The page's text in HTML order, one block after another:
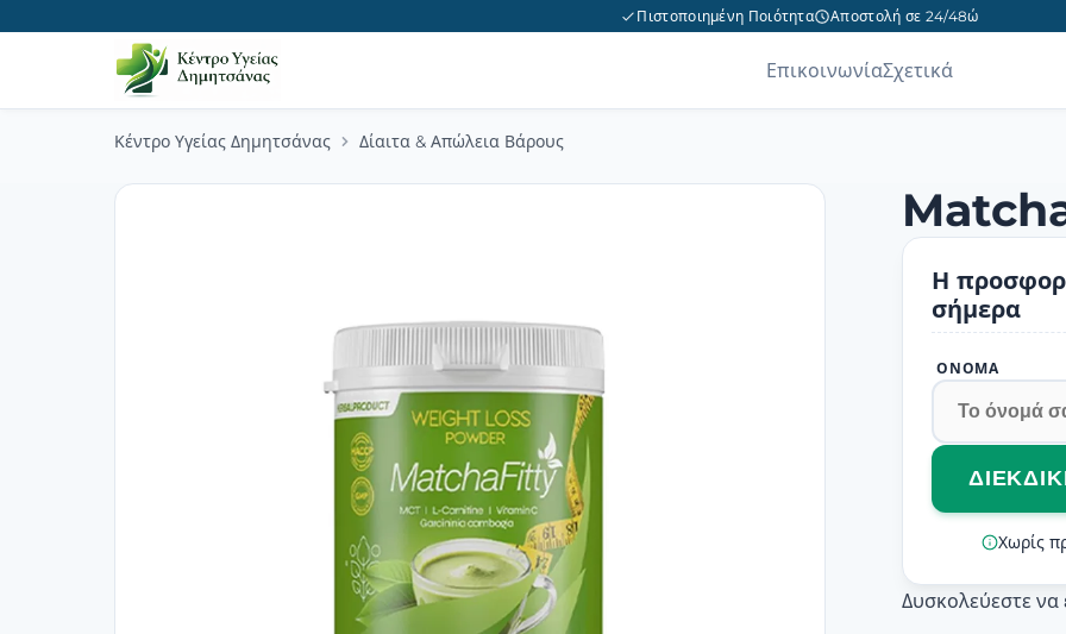
Πιστοποιημένη Ποιότητα Αποστολή σε 24/48ώ
ΕπικοινωνίαΣχετικά
Κέντρο Υγείας Δημητσάνας Δίαιτα & Απώλεια Βάρους
Η
σήμερα
ΌΝΟΜΑ
Χωρίς
Δυσκολεύεστε να